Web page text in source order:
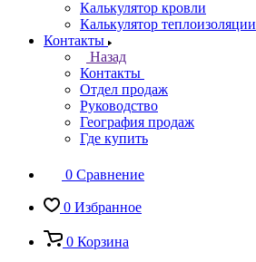
Калькулятор кровли
Калькулятор теплоизоляции
Контакты
Назад
Контакты
Отдел продаж
Руководство
География продаж
Где купить
0 Сравнение
0 Избранное
0 Корзина